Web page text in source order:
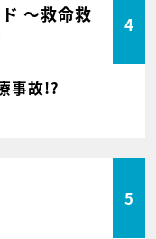
～救命救
4
事故!?
5